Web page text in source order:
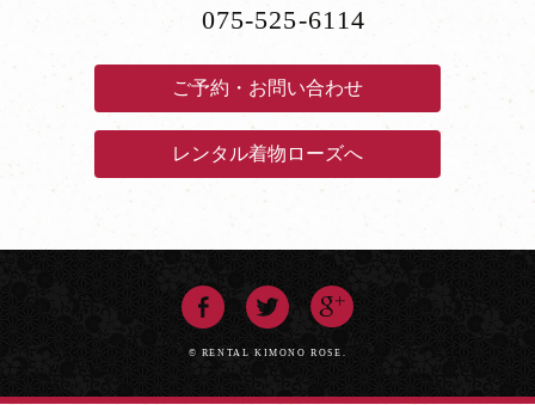
075-525-6114
ご予約・お問い合わせ
レンタル着物ローズへ
© RENTAL KIMONO ROSE.